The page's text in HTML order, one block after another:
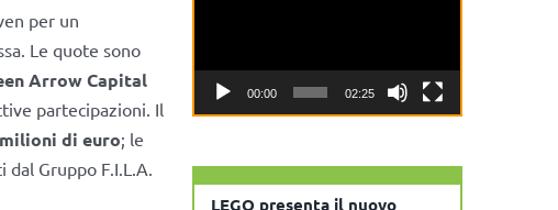
per un
Le quote sono
Arrow Capital
partecipazioni. Il
di euro; le
Gruppo F.I.L.A.
00:00 02:25
LEGO presenta il nuovo